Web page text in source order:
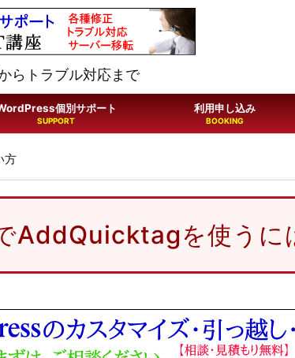
らトラブル対応まで
個別サポート 利用申し込み
方
AddQuicktagを使うに